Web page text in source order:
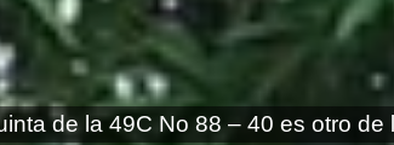
de la 49C No 88 – 40 es otro